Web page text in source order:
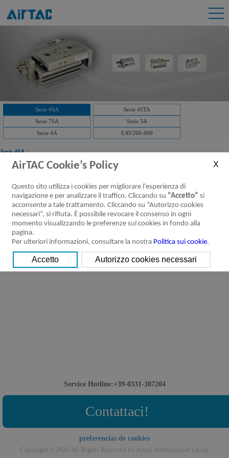
Serie 4SA
Serie 4STA
Serie 7SA
Serie 3A
Serie 4A
EAV200-600
Serie 4SA：
Serie 4SA,Valvole pneumatiche,5/2,5/3
vie [parametri]
AirTAC Cookie’s Policy
Questo sito utilizza i cookies per migliorare l’esperienza di
navigazione e per analizzare il traffico. Cliccando su “Accetto“ si
acconsente a tale trattamento. Cliccando su “Autorizzo cookies
necessari“, si rifiuta. È possibile revocare il consenso in ogni
momento visualizzando le preferenze sui cookies in fondo alla
pagina.
Per ulteriori informazioni, consultare la nostra Politica sui cookie.
Service Hotline:+39-0331-307204
Contattaci!
preferencias de cookies
Copyright ©2026 All Rights Reserved by Airtac International Group